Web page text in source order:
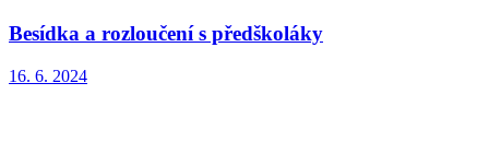
Besídka a rozloučení s předškoláky
16. 6. 2024